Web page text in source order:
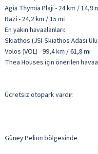
Agia Thymia Plajı - 24 km / 14,9
Razí - 24,2 km / 15 mi
En yakın havaalanları:
Skiathos (JSI-Skiathos Adası
Volos (VOL) - 99,4 km / 61,8 mi
Thea Houses için önerilen
Ücretsiz otopark vardır.
Güney Pelion bölgesinde